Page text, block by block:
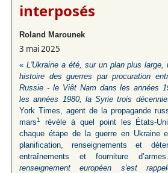
interposés
Roland Marounek
3 mai 2025
« L'Ukraine a été, sur un plan plus large,
histoire des guerres par procuration
Russie - le Viêt Nam dans les années
les années 1980, la Syrie trois
York Times, agent de la propagande
mars1
révèle à quel point les États-
chaque étape de la guerre en Ukraine
planification, renseignements et
entraînements et fourniture
renseignement européen s'est